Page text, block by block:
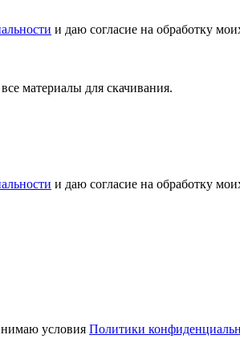
и даю согласие на обработку
материалы для скачивания.
и даю согласие на обработку
условия Политики